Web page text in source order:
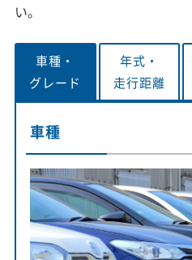
い。
車種・
グレード
年式・
走行距離
車種